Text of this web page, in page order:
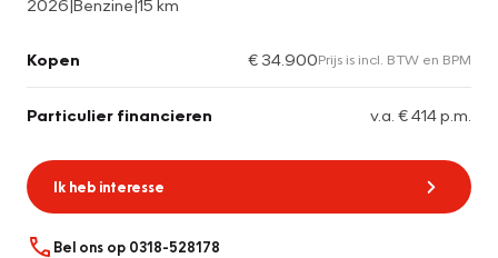
2026|Benzine|15 km
Kopen € 34.900Prijs is incl. BTW en BPM
Particulier financieren v.a. € 414 p.m.
Ik heb interesse
Bel ons op 0318-528178